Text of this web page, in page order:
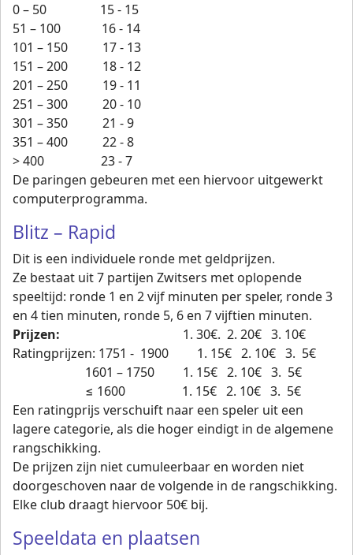
0 – 50 15 - 15
51 – 100 16 - 14
101 – 150 17 - 13
151 – 200 18 - 12
201 – 250 19 - 11
251 – 300 20 - 10
301 – 350 21 - 9
351 – 400 22 - 8
> 400 23 - 7
De paringen gebeuren met een hiervoor uitgewerkt
computerprogramma.
Blitz – Rapid
Dit is een individuele ronde met geldprijzen.
Ze bestaat uit 7 partijen Zwitsers met oplopende
speeltijd: ronde 1 en 2 vijf minuten per speler, ronde 3
en 4 tien minuten, ronde 5, 6 en 7 vijftien minuten.
Prijzen: 1. 30€. 2. 20€ 3. 10€
Ratingprijzen: 1751 - 1900 1. 15€ 2. 10€ 3. 5€
1601 – 1750 1. 15€ 2. 10€ 3. 5€
≤ 1600 1. 15€ 2. 10€ 3. 5€
Een ratingprijs verschuift naar een speler uit een
lagere categorie, als die hoger eindigt in de algemene
rangschikking.
De prijzen zijn niet cumuleerbaar en worden niet
doorgeschoven naar de volgende in de rangschikking.
Elke club draagt hiervoor 50€ bij.
Speeldata en plaatsen